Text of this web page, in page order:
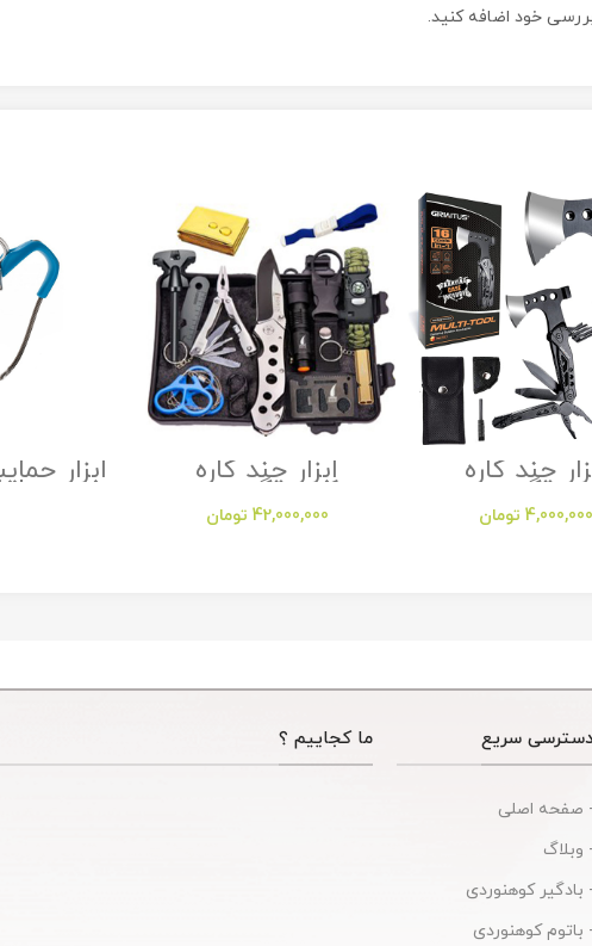
خود اضافه کنید.
چند کاره
مدل
Camping
Accessories
4,000,000 تومان
ابزار چند کاره
کمپینگ مدل
Survival Kit
Tactical Camping
42,000,000 تومان
مدل micro jul
دسترسی سریع
- صفحه اصلی
- وبلاگ
- بادگیر کوهنوردی
- باتوم کوهنوردی
ما کجاییم ؟